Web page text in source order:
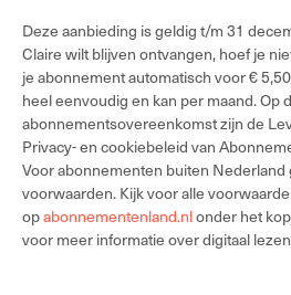
Deze aanbieding is geldig t/m 31
Claire wilt blijven ontvangen, hoef je
je abonnement automatisch voor €
heel eenvoudig en kan per maand. Op
abonnementsovereenkomst zijn de
Privacy- en cookiebeleid van
Voor abonnementen buiten Nederland
voorwaarden. Kijk voor alle
opabonnementenland.nlonder het
voor meer informatie over digitaal